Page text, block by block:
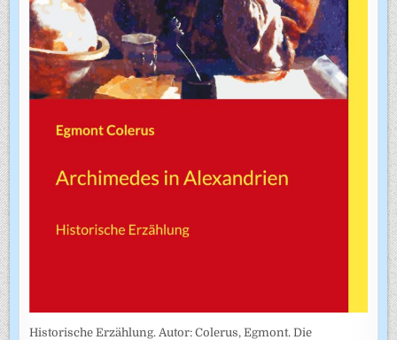
Historische Erzählung. Autor: Colerus, Egmont. Die